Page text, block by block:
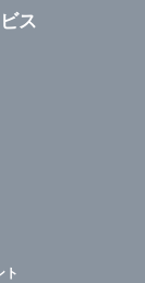
ス
ト